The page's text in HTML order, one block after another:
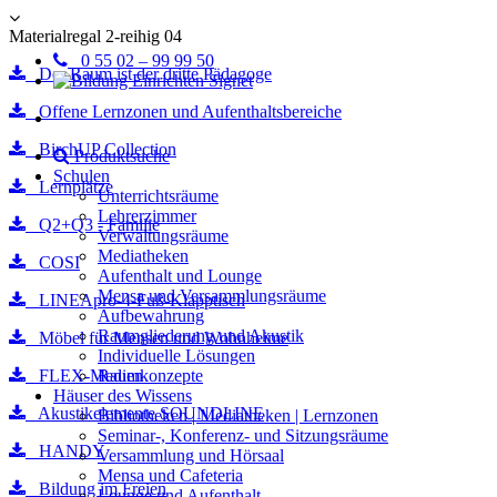
Materialregal 2-reihig 04
Der Raum ist der dritte Pädagoge
Offene Lernzonen und Aufenthaltsbereiche
BirchUP Collection
Lernplätze
Q2+Q3 - Familie
COSI
LINEApro-4-Fuß-Klapptisch
Möbel für Mensen und Wohnheime
FLEX-Medien
Akustikelemente SOUNDLINE
HANDY
Bildung im Freien
0 55 02 – 99 99 50
Produktsuche
Schulen
Unterrichtsräume
Lehrerzimmer
Verwaltungsräume
Mediatheken
Aufenthalt und Lounge
Mensa und Versammlungsräume
Aufbewahrung
Raumgliederung und Akustik
Individuelle Lösungen
Raumkonzepte
Häuser des Wissens
Bibliotheken | Mediatheken | Lernzonen
Seminar-, Konferenz- und Sitzungsräume
Versammlung und Hörsaal
Mensa und Cafeteria